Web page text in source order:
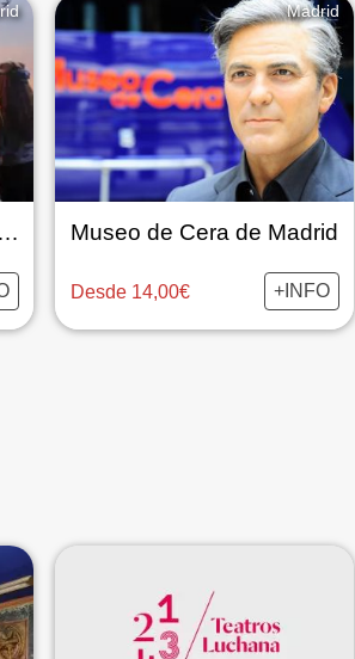
Horizonte de Keops: Una expedición por el antiguo Egipto
Madrid
Museo de Cera de Madrid
Desde 14,00€ +INFO